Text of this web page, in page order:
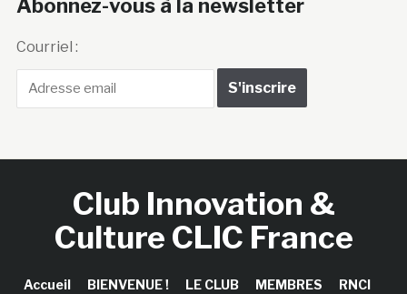
Abonnez-vous à la newsletter
Courriel :
Club Innovation &
Culture CLIC France
Accueil BIENVENUE ! LE CLUB MEMBRES RNCI